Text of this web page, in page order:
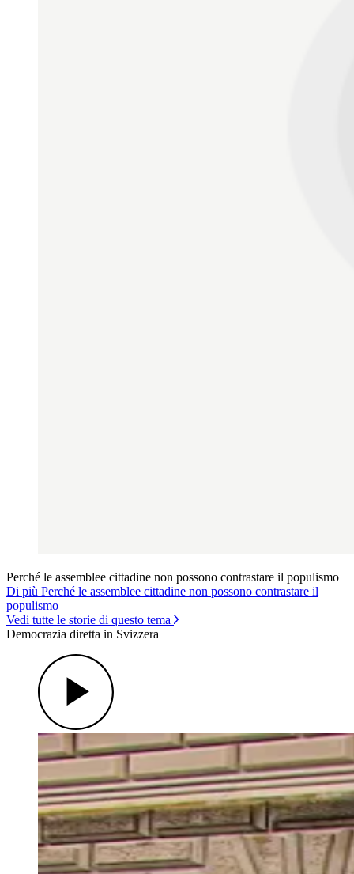
Perché le assemblee cittadine non possono contrastare il populismo
Di più Perché le assemblee cittadine non possono contrastare il
populismo
Vedi tutte le storie di questo tema
Democrazia diretta in Svizzera